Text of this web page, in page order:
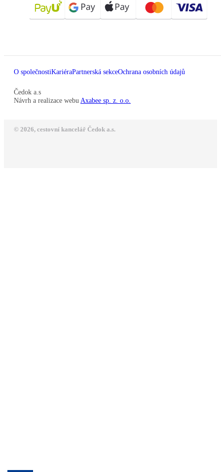
O společnostiKariéraPartnerská sekceOchrana osobních údajů
Čedok a.s
Návrh a realizace webu Axabee sp. z. o.o.
© 2026, cestovní kancelář Čedok a.s.